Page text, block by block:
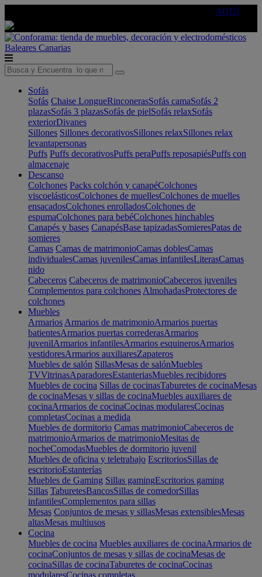
AQUÍ
Baleares Canarias
Sofás
Sofás Chaise LongueRinconerasSofás camaSofás 2
plazasSofás 3 plazasSofás de pielSofás relaxSofás
exteriorDivanes
Sillones Sillones decorativosSillones relaxSillones relax
levantapersonas
Puffs Puffs decorativosPuffs peraPuffs reposapiésPuffs con
almacenaje
Descanso
Colchones Packs colchón y canapéColchones
viscoelásticosColchones de muellesColchones de muelles
ensacadosColchones enrolladosColchones de
espumaColchones para bebéColchones hinchables
Canapés y bases CanapésBase tapizadasSomieresPatas de
somieres
Camas Camas de matrimonioCamas doblesCamas
individualesCamas juvenilesCamas infantilesLiterasCamas
nido
Cabeceros Cabeceros de matrimonioCabeceros juveniles
Complementos para colchones AlmohadasProtectores de
colchones
Muebles
Armarios Armarios de matrimonioArmarios puertas
batientesArmarios puertas correderasArmarios
juvenilArmarios infantilesArmarios esquinerosArmarios
vestidoresArmarios auxiliaresZapateros
Muebles de salón SillasMesas de salónMuebles
TVVitrinasAparadoresEstanteriasMuebles recibidores
Muebles de cocina Sillas de cocinasTaburetes de cocinaMesas
de cocinaMesas y sillas de cocinaMuebles auxiliares de
cocinaArmarios de cocinaCocinas modularesCocinas
completasCocinas a medida
Muebles de dormitorio Camas matrimonioCabeceros de
matrimonioArmarios de matrimonioMesitas de
nocheComodasMuebles de dormitorio juvenil
Muebles de oficina y teletrabajo EscritoriosSillas de
escritorioEstanterías
Muebles de Gaming Sillas gamingEscritorios gaming
Sillas TaburetesBancosSillas de comedorSillas
infantilesComplementos para sillas
Mesas Conjuntos de mesas y sillasMesas extensiblesMesas
altasMesas multiusos
Cocina
Muebles de cocina Muebles auxiliares de cocinaArmarios de
cocinaConjuntos de mesas y sillas de cocinaMesas de
cocinaSillas de cocinaTaburetes de cocinaCocinas
modularesCocinas completas